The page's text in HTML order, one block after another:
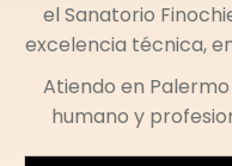
el Sanatorio
excelencia técnica,
Atiendo en Palermo
humano y